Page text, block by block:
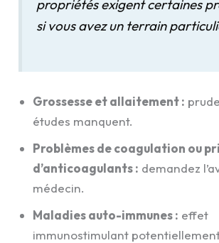
propriétés exigent certaines
si vous avez un terrain
Grossesse et allaitement :
études manquent.
Problèmes de coagulation ou
d’anticoagulants : demandez
médecin.
Maladies auto-immunes : effet
immunostimulant